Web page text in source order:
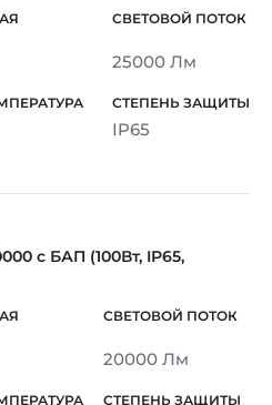
25000 Лм
IP65
с БАП (100Вт, IP65,
20000 Лм